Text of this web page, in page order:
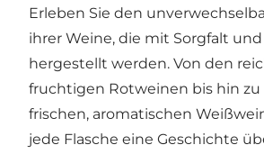
Erleben Sie den
ihrer Weine, die mit Sorgfalt
hergestellt werden. Von den
fruchtigen Rotweinen bis hin zu
frischen, aromatischen
jede Flasche eine Geschichte